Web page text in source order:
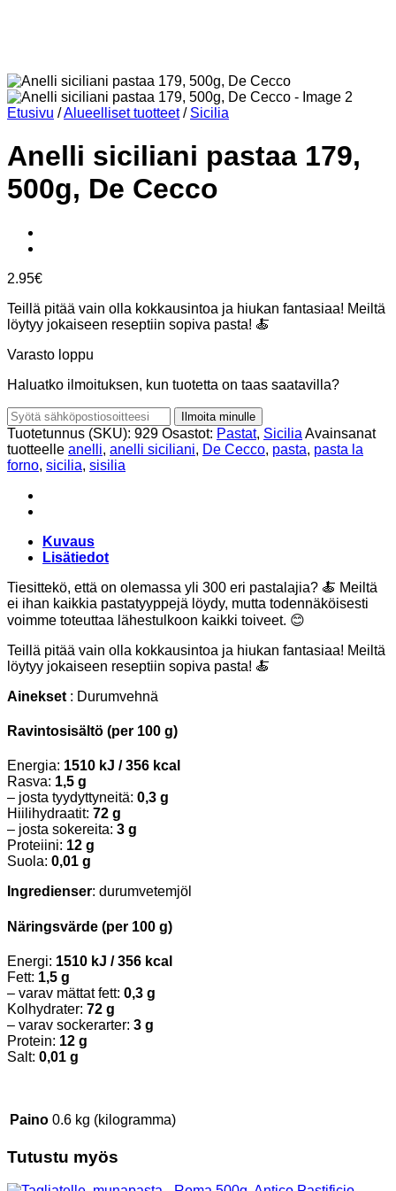
Etusivu /Alueelliset tuotteet / Sicilia
Anelli siciliani pastaa 179,
500g, De Cecco
2.95€
Teillä pitää vain olla kokkausintoa ja hiukan fantasiaa! Meiltä
löytyy jokaiseen reseptiin sopiva pasta! 🍝
Varasto loppu
Haluatko ilmoituksen, kun tuotetta on taas saatavilla?
Ilmoita minulle
Tuotetunnus (SKU): 929 Osastot: Pastat, Sicilia Avainsanat
tuotteelle anelli, anelli siciliani, De Cecco, pasta, pasta la
forno, sicilia, sisilia
Kuvaus
Lisätiedot
Tiesittekö, että on olemassa yli 300 eri pastalajia? 🍝 Meiltä
ei ihan kaikkia pastatyyppejä löydy, mutta todennäköisesti
voimme toteuttaa lähestulkoon kaikki toiveet. 😊
Teillä pitää vain olla kokkausintoa ja hiukan fantasiaa! Meiltä
löytyy jokaiseen reseptiin sopiva pasta! 🍝
Ainekset : Durumvehnä
Ravintosisältö (per 100 g)
Energia: 1510 kJ / 356 kcal
Rasva: 1,5 g
– josta tyydyttyneitä: 0,3 g
Hiilihydraatit: 72 g
– josta sokereita: 3 g
Proteiini: 12 g
Suola: 0,01 g
Ingredienser: durumvetemjöl
Näringsvärde (per 100 g)
Energi: 1510 kJ / 356 kcal
Fett: 1,5 g
– varav mättat fett: 0,3 g
Kolhydrater: 72 g
– varav sockerarter: 3 g
Protein: 12 g
Salt: 0,01 g
Paino 0.6 kg (kilogramma)
Tutustu myös